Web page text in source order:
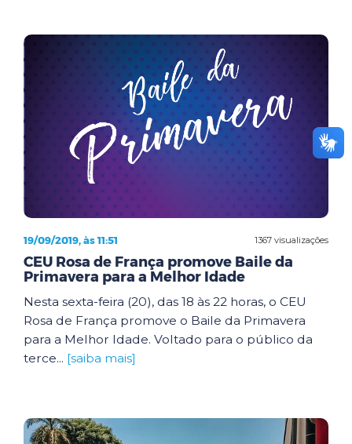
1367 visualizações
19/09/2019, às 11:51
CEU Rosa de França promove Baile da
Primavera para a Melhor Idade
Nesta sexta-feira (20), das 18 às 22 horas, o CEU
Rosa de França promove o Baile da Primavera
para a Melhor Idade. Voltado para o público da
terce... [saiba mais]